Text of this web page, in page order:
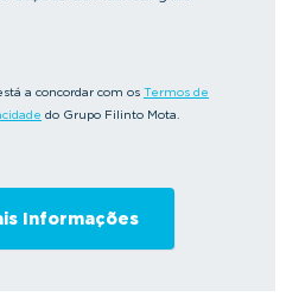
a concordar com os Termos de
do Grupo Filinto Mota.